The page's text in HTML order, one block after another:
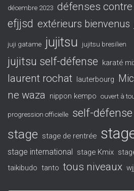
décembre 2023 défenses
efjjsd extérieurs bienvenus
juji gatame jujitsu jujitsu bresilien
jujitsu self-défense karaté
laurent rochat lauterbourg
ne waza nippon kempo ouvert à
progression officielle self-défense
stage stage de rentrée
stage international stage Kmix
taikibudo tanto tous niveaux